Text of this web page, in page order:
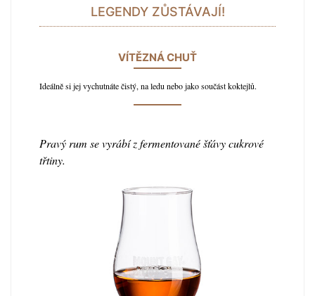
LEGENDY ZŮSTÁVAJÍ!
VÍTĚZNÁ CHUŤ
Ideálně si jej vychutnáte čistý, na ledu nebo jako součást koktejlů.
Pravý rum se vyrábí z fermentované šťávy cukrové
třtiny.